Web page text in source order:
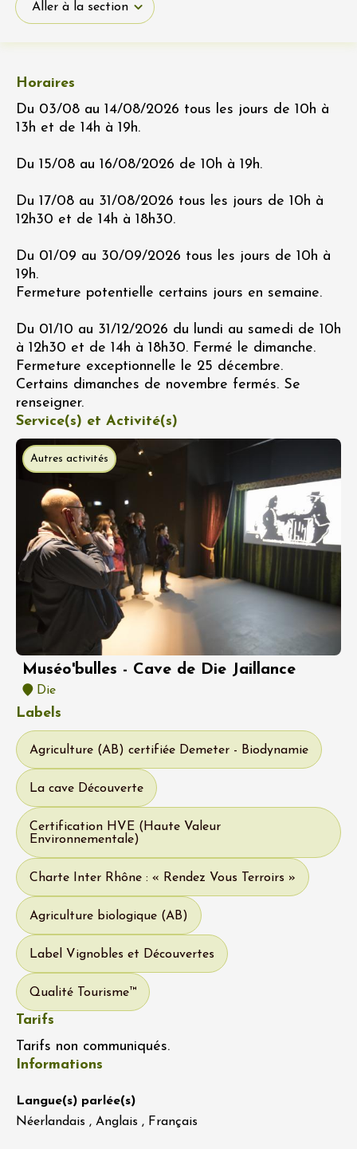
Aller à la section
Horaires
Du 03/08 au 14/08/2026 tous les jours de 10h à
13h et de 14h à 19h.
Du 15/08 au 16/08/2026 de 10h à 19h.
Du 17/08 au 31/08/2026 tous les jours de 10h à
12h30 et de 14h à 18h30.
Du 01/09 au 30/09/2026 tous les jours de 10h à
19h.
Fermeture potentielle certains jours en semaine.
Du 01/10 au 31/12/2026 du lundi au samedi de 10h
à 12h30 et de 14h à 18h30. Fermé le dimanche.
Fermeture exceptionnelle le 25 décembre.
Certains dimanches de novembre fermés. Se
renseigner.
Service(s) et Activité(s)
Autres activités
Muséo'bulles - Cave de Die Jaillance
Die
Labels
Agriculture (AB) certifiée Demeter - Biodynamie
La cave Découverte
Certification HVE (Haute Valeur
Environnementale)
Charte Inter Rhône : « Rendez Vous Terroirs »
Agriculture biologique (AB)
Label Vignobles et Découvertes
Qualité Tourisme™
Tarifs
Tarifs non communiqués.
Informations
Langue(s) parlée(s)
Néerlandais , Anglais , Français